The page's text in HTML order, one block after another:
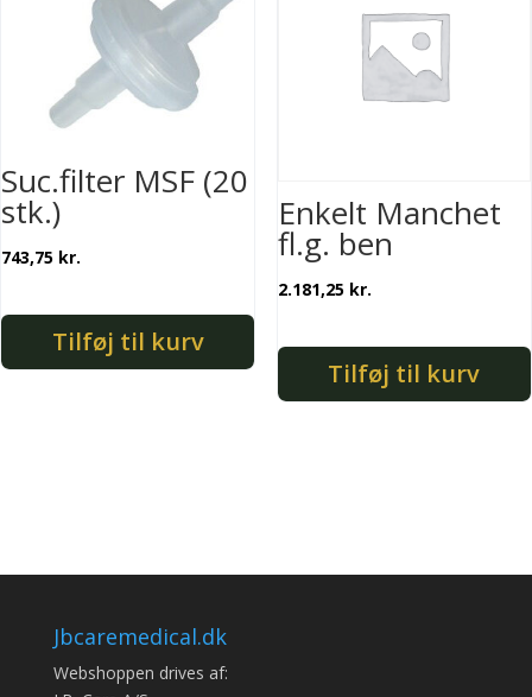
Suc.filter MSF (20
stk.)
743,75 kr.
Tilføj til kurv
Enkelt Manchet
fl.g. ben
2.181,25 kr.
Tilføj til kurv
Jbcaremedical.dk
Webshoppen drives af: